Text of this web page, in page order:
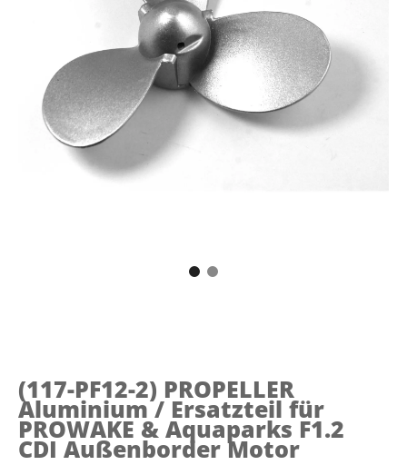
(117-PF12-2) PROPELLER
Aluminium / Ersatzteil für
PROWAKE & Aquaparks F1.2
CDI Außenborder Motor